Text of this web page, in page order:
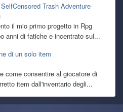
Trash Adventure
il mio primo progetto in Rpg
anni di fatiche e incentrato sul...
di un solo item
come consentire al giocatore di
item dall'inventario degli...